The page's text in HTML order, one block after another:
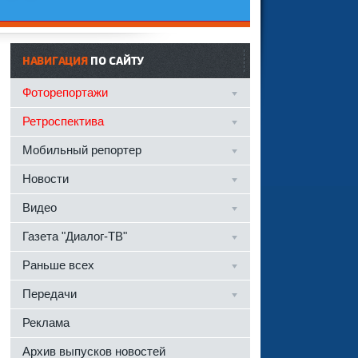
НАВИГАЦИЯПО САЙТУ
Фоторепортажи
Ретроспектива
Мобильный репортер
Новости
Видео
Газета "Диалог-ТВ"
Раньше всех
Передачи
Реклама
Архив выпусков новостей